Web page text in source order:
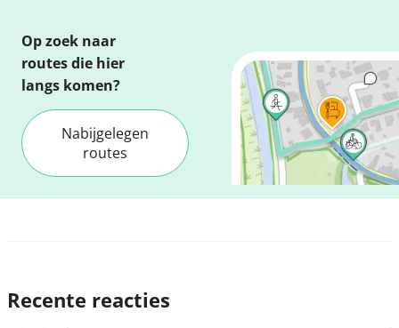
Op zoek naar
routes die hier
langs komen?
Nabijgelegen
routes
Recente reacties